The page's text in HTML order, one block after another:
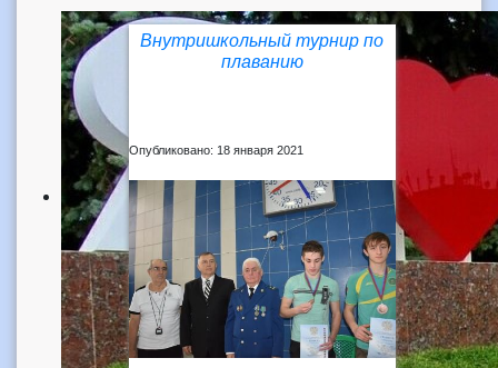
Внутришкольный турнир по
плаванию
Опубликовано: 18 января 2021